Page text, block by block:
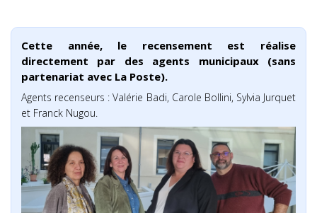
Cette année, le recensement est réalise
directement par des agents municipaux (sans
partenariat avec La Poste).
Agents recenseurs : Valérie Badi, Carole Bollini, Sylvia Jurquet
et Franck Nugou.